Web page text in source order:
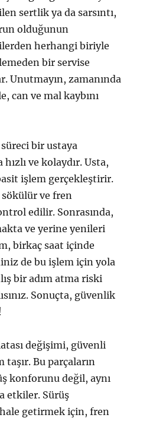
sertlik ya da sarsıntı,
olduğunun
herhangi biriyle
bir servise
Unutmayın, zamanında
can ve mal kaybını
bir ustaya
hızlı ve kolaydır. Usta,
işlem gerçekleştirir.
ve fren
edilir. Sonrasında,
ve yerine yenileri
birkaç saat içinde
de bu işlem için yola
bir adım atma riski
Sonuçta, güvenlik
değişimi, güvenli
Bu parçaların
konforunu değil, aynı
etkiler. Sürüş
getirmek için, fren